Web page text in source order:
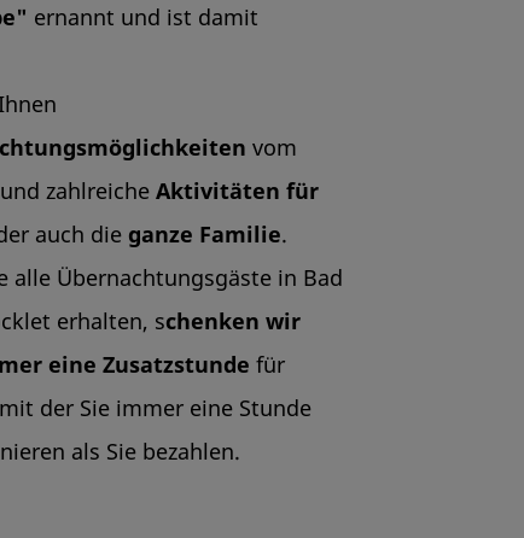
ernannt und ist damit
vom
zahlreiche Aktivitäten für
auch die ganze Familie.
alle Übernachtungsgäste in Bad
erhalten, schenken wir
eine Zusatzstunde für
der Sie immer eine Stunde
als Sie bezahlen.